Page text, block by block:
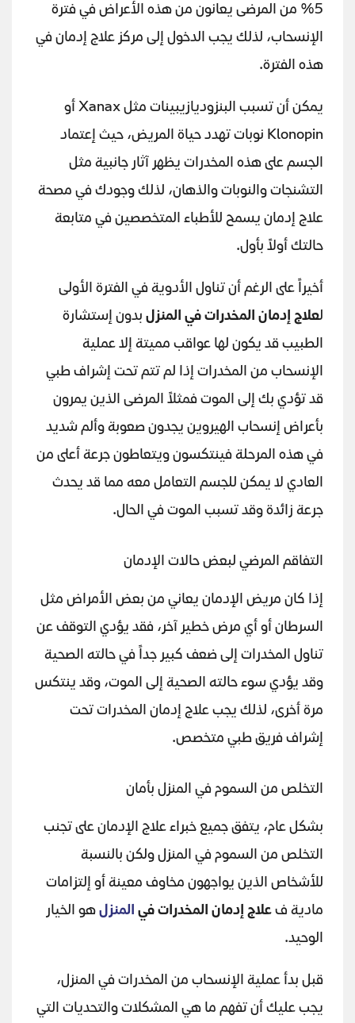
5% من المرضى يعانون من هذه الأعراض في فترة
الإنسحاب، لذلك يجب الدخول إلى مركز علاج إدمان في
هذه الفترة.
يمكن أن تسبب البنزوديازيبينات مثل Xanax أو
Klonopin نوبات تهدد حياة المريض، حيث إعتماد
الجسم على هذه المخدرات يظهر آثار جانبية مثل
التشنجات والنوبات والذهان، لذلك وجودك في مصحة
علاج إدمان يسمح للأطباء المتخصصين في متابعة
حالتك أولاً بأول.
أخيراً على الرغم أن تناول الأدوية في الفترة الأولى
لعلاج إدمان المخدرات في المنزل بدون إستشارة
الطبيب قد يكون لها عواقب مميتة إلا عملية
الإنسحاب من المخدرات إذا لم تتم تحت إشراف طبي
قد تؤدي بك إلى الموت فمثلاً المرضى الذين يمرون
بأعراض إنسحاب الهيروين يجدون صعوبة وألم شديد
في هذه المرحلة فينتكسون ويتعاطون جرعة أعلى من
العادي لا يمكن للجسم التعامل معه مما قد يحدث
جرعة زائدة وقد تسبب الموت في الحال.
التفاقم المرضي لبعض حالات الإدمان
إذا كان مريض الإدمان يعاني من بعض الأمراض مثل
السرطان أو أي مرض خطير آخر، فقد يؤدي التوقف عن
تناول المخدرات إلى ضعف كبير جداً في حالته الصحية
وقد يؤدي سوء حالته الصحية إلى الموت، وقد ينتكس
مرة أخرى، لذلك يجب علاج إدمان المخدرات تحت
إشراف فريق طبي متخصص.
التخلص من السموم في المنزل بأمان
بشكل عام، يتفق جميع خبراء علاج الإدمان على تجنب
التخلص من السموم في المنزل ولكن بالنسبة
للأشخاص الذين يواجهون مخاوف معينة أو إلتزامات
مادية فعلاج إدمان المخدرات في المنزلهو الخيار
الوحيد.
قبل بدأ عملية الإنسحاب من المخدرات في المنزل،
يجب عليك أن تفهم ما هي المشكلات والتحديات التي